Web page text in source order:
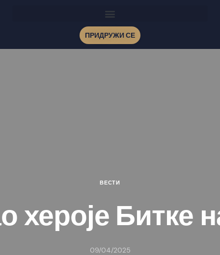
ПРИДРУЖИ СЕ
ВЕСТИ
хероје Битке
09/04/2025